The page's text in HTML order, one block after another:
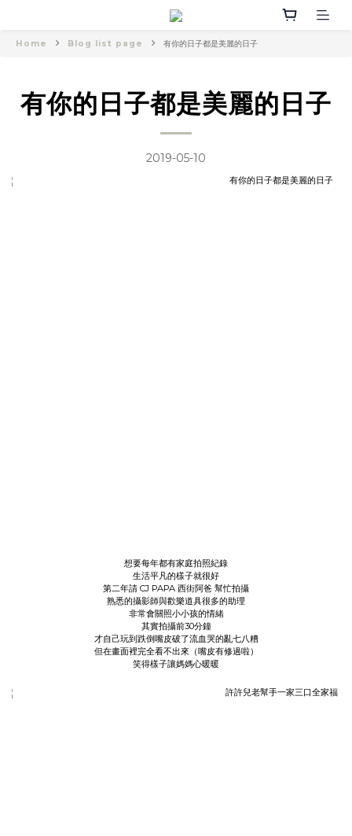
Home Blog list page 有你的日子都是美麗的日子
有你的日子都是美麗的日子
2019-05-10
想要每年都有家庭拍照紀錄
生活平凡的樣子就很好
第二年請 CJ PAPA 西街阿爸 幫忙拍攝
熟悉的攝影師與歡樂道具很多的助理
非常會關照小小孩的情緒
其實拍攝前30分鐘
才自己玩到跌倒嘴皮破了流血哭的亂七八糟
但在畫面裡完全看不出來（嘴皮有修過啦）
笑得樣子讓媽媽心暖暖